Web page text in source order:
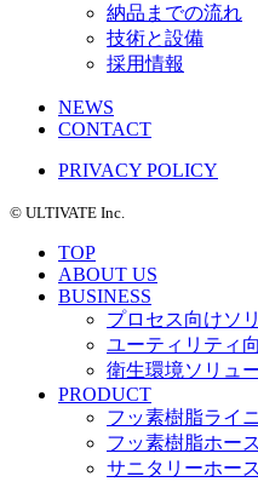
納品までの流れ
技術と設備
採用情報
NEWS
CONTACT
PRIVACY POLICY
©️ ULTIVATE Inc.
TOP
ABOUT US
BUSINESS
プロセス向けソ
ユーティリティ
衛生環境ソリュ
PRODUCT
フッ素樹脂ライ
フッ素樹脂ホー
サニタリーホース